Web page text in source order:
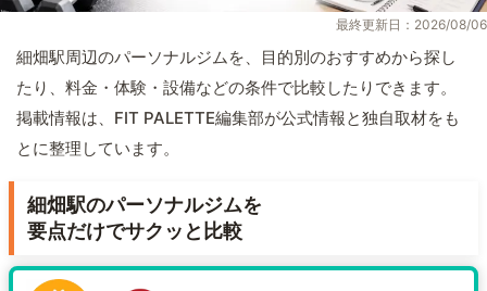
最終更新日：2026/08/06
細畑駅周辺のパーソナルジムを、目的別のおすすめから探し
たり、料金・体験・設備などの条件で比較したりできます。
掲載情報は、FIT PALETTE編集部が公式情報と独自取材をも
とに整理しています。
細畑駅のパーソナルジムを
要点だけでサクッと比較